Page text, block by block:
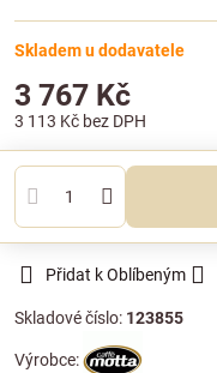
Skladem u dodavatele
3 767 Kč
3 113 Kč bez DPH
Přidat k Oblíbeným
Skladové číslo: 123855
Výrobce: